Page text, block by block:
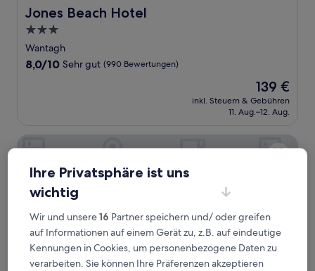
Jones Beach Hotel
Jones Beach Hotel
3.0-
Sterne-
Unterkunft
Wantagh
8.0
Bewertungen)
8,0/10 Sehr gut (990 Bewertungen)
Der
Preis
beträgt
139 €
inkl. Steuern & Gebühren
11. Aug.–12. Aug.
The Garden City Hotel
Ihre Privatsphäre ist uns
wichtig
Wir und unsere16 Partner speichern und/ oder greifen
auf Informationen auf einem Gerät zu, z.B. auf eindeutige
Kennungen in Cookies, um personenbezogene Daten zu
verarbeiten. Sie können Ihre Präferenzen akzeptieren